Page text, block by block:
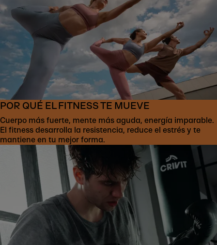
POR QUÉ EL FITNESS TE MUEVE
Cuerpo más fuerte, mente más aguda, energía imparable.
El fitness desarrolla la resistencia, reduce el estrés y te
mantiene en tu mejor forma.